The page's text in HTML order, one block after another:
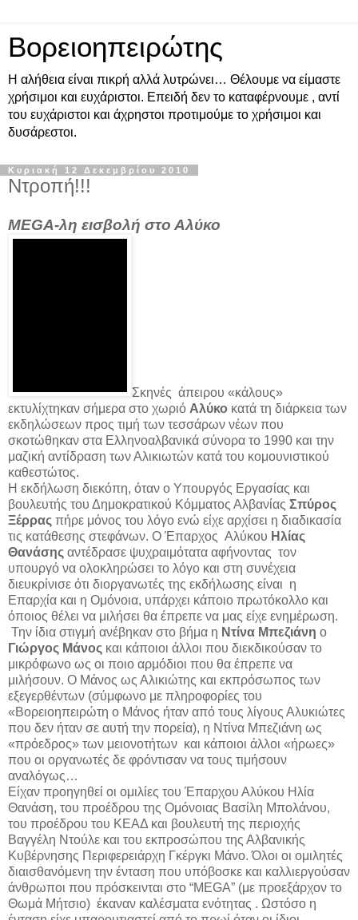
Βορειοηπειρώτης
Η αλήθεια είναι πικρή αλλά λυτρώνει… Θέλουμε να είμαστε
χρήσιμοι και ευχάριστοι. Επειδή δεν το καταφέρνουμε , αντί
του ευχάριστοι και άχρηστοι προτιμούμε το χρήσιμοι και
δυσάρεστοι.
Κυριακή 12 Δεκεμβρίου 2010
Ντροπή!!!
MEGA-λη εισβολή στο Αλύκο
Σκηνές άπειρου «κάλους»
εκτυλίχτηκαν σήμερα στο χωριό Αλύκο κατά τη διάρκεια των
εκδηλώσεων προς τιμή των τεσσάρων νέων που
σκοτώθηκαν στα Ελληνοαλβανικά σύνορα το 1990 και την
μαζική αντίδραση των Αλικιωτών κατά του κομουνιστικού
καθεστώτος.
Η εκδήλωση διεκόπη, όταν ο Υπουργός Εργασίας και
βουλευτής του Δημοκρατικού Κόμματος Αλβανίας Σπύρος
Ξέρρας πήρε μόνος του λόγο ενώ είχε αρχίσει η διαδικασία
τις κατάθεσης στεφάνων. Ο Έπαρχος Αλύκου Ηλίας
Θανάσης αντέδρασε ψυχραιμότατα αφήνοντας τον
υπουργό να ολοκληρώσει το λόγο και στη συνέχεια
διευκρίνισε ότι διοργανωτές της εκδήλωσης είναι η
Επαρχία και η Ομόνοια, υπάρχει κάποιο πρωτόκολλο και
όποιος θέλει να μιλήσει θα έπρεπε να μας είχε ενημέρωση.
Την ίδια στιγμή ανέβηκαν στο βήμα η Ντίνα Μπεζιάνη ο
Γιώργος Μάνος και κάποιοι άλλοι που διεκδικούσαν το
μικρόφωνο ως οι ποιο αρμόδιοι που θα έπρεπε να
μιλήσουν. Ο Μάνος ως Αλικιώτης και εκπρόσωπος των
εξεγερθέντων (σύμφωνο με πληροφορίες του
«Βορειοηπειρώτη ο Μάνος ήταν από τους λίγους Αλυκιώτες
που δεν ήταν σε αυτή την πορεία), η Ντίνα Μπεζιάνη ως
«πρόεδρος» των μειονοτήτων και κάποιοι άλλοι «ήρωες»
που οι οργανωτές δε φρόντισαν να τους τιμήσουν
αναλόγως…
Είχαν προηγηθεί οι ομιλίες του Έπαρχου Αλύκου Ηλία
Θανάση, του προέδρου της Ομόνοιας Βασίλη Μπολάνου,
του προέδρου του ΚΕΑΔ και βουλευτή της περιοχής
Βαγγέλη Ντούλε και του εκπροσώπου της Αλβανικής
Κυβέρνησης Περιφερειάρχη Γκέργκι Μάνο. Όλοι οι ομιλητές
διαισθανόμενη την ένταση που υπόβοσκε και καλλιεργούσαν
άνθρωποι που πρόσκεινται στο “MEGA” (με προεξάρχον το
Θωμά Μήτσιο) έκαναν καλέσματα ενότητας . Ωστόσο η